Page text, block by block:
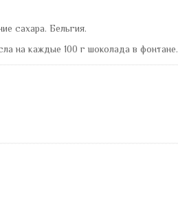
сахара. Бельгия.
на каждые 100 г шоколада в фонтане.